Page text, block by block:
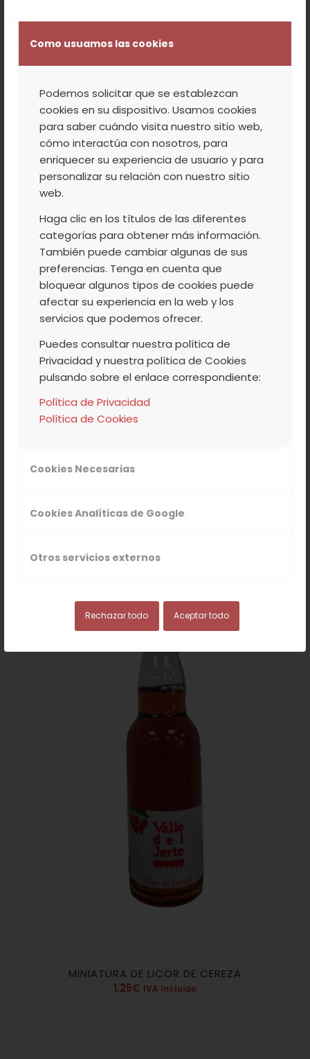
Como usuamos las cookies
Podemos solicitar que se establezcan
cookies en su dispositivo. Usamos cookies
para saber cuándo visita nuestro sitio web,
cómo interactúa con nosotros, para
enriquecer su experiencia de usuario y para
personalizar su relación con nuestro sitio
web.
Haga clic en los títulos de las diferentes
categorías para obtener más información.
También puede cambiar algunas de sus
preferencias. Tenga en cuenta que
bloquear algunos tipos de cookies puede
afectar su experiencia en la web y los
servicios que podemos ofrecer.
Puedes consultar nuestra política de
Privacidad y nuestra política de Cookies
pulsando sobre el enlace correspondiente:
Política de Privacidad
Política de Cookies
Cookies Necesarias
Cookies Analíticas de Google
Otros servicios externos
Rechazar todo Aceptar todo
LICOR DE GLORIA 0,5L
MINIATURA DE LICOR DE CEREZA
1,25€ IVA Incluido